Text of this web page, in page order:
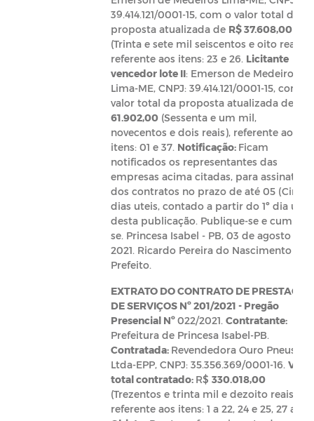
39.414.121/0001-15, com o valor total da
proposta atualizada de R$ 37.608,00
(Trinta e sete mil seiscentos e oito reais),
referente aos itens: 23 e 26. Licitante
vencedor lote II: Emerson de Medeiros
Lima-ME, CNPJ: 39.414.121/0001-15, com o
valor total da proposta atualizada de
61.902,00(Sessenta e um mil,
novecentos e dois reais), referente aos
itens: 01 e 37. Notificação: Ficam
notificados os representantes das
empresas acima citadas, para assinatura
dos contratos no prazo de até 05 (Cinco)
dias uteis, contado a partir do 1º dia útil
desta publicação. Publique-se e cumpra-
se. Princesa Isabel - PB, 03 de agosto de
2021. Ricardo Pereira do Nascimento -
Prefeito.
EXTRATO DO CONTRATO DE PRESTAÇÃO
DE SERVIÇOS Nº 201/2021 - Pregão
Presencial Nº022/2021. Contratante:
Prefeitura de Princesa Isabel-PB.
Contratada: Revendedora Ouro Pneus
Ltda-EPP, CNPJ: 35.356.369/0001-16. Valor
total contratado: R$ 330.018,00
(Trezentos e trinta mil e dezoito reais),
referente aos itens: 1 a 22, 24 e 25, 27 a 42.